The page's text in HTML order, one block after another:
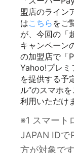
盟店のライン
はこちら をご
が、今回の「
キャンペーン
の加盟店で「
Yahoo!プレミ
を提供する予
ル”のスマホ
利用いただけ
※1 スマート
JAPAN IDで
方が対象で